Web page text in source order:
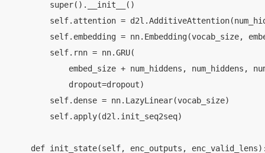
        super().__init__()
self.attention =
self.embedding = nn.Embedding(vocab_size,
        self.rnn = nn.GRU(
embed_size + num_hiddens, num_hiddens,
            dropout=dropout)
        self.dense = nn.LazyLinear(vocab_size)
        self.apply(d2l.init_seq2seq)
def init_state(self, enc_outputs,